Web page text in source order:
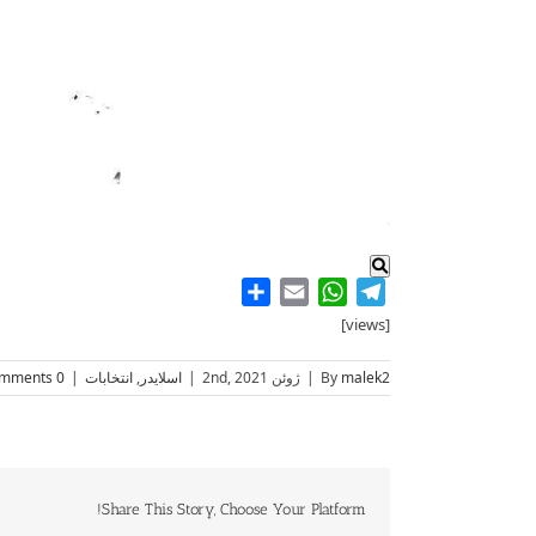
.
Telegram
WhatsApp
Email
[views]
By malek2
| ژوئن 2nd, 2021 | اسلایدر, انتخابات |
0 Comments
Share This Story, Choose Your Platform!